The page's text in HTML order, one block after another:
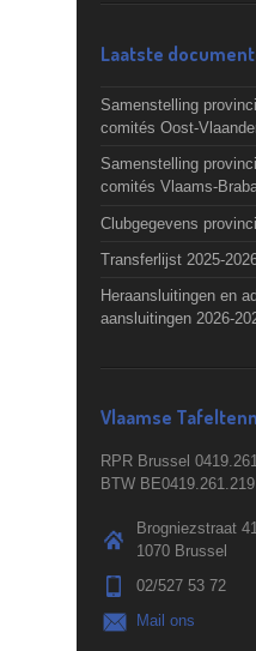
Laatste
Samenstelling
comités Oost-
Samenstelling
comités Vlaams-
Clubgegevens
Transferlijst 2025-
Heraansluitingen en
aansluitingen 2026-
Vlaamse
RPR Brussel
BTW BE0419.261.219
Brogniezstraat
1070 Brussel
02/527 53 72
Mail ons